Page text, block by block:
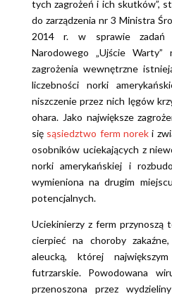
tych zagrożeń i ich skutków”,
do zarządzenia nr 3 Ministra
2014 r. w sprawie zadań
Narodowego „Ujście
zagrożenia wewnętrzne
liczebności norki
niszczenie przez nich lęgów
ohara. Jako największe
się sąsiedztwo ferm noreki
osobników uciekających z
norki amerykańskiej i
wymieniona na drugim
potencjalnych.
Uciekinierzy z ferm przynoszą
cierpieć na choroby
aleucką, której
futrzarskie. Powodowana
przenoszona przez